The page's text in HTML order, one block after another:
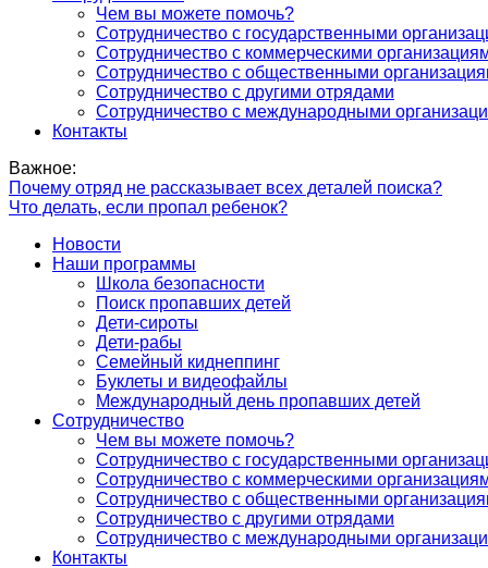
Чем вы можете помочь?
Сотрудничество с государственными
Сотрудничество с коммерческими
Сотрудничество с общественными
Сотрудничество с другими отрядами
Сотрудничество с международными
Контакты
Важное:
Почему отряд не рассказывает всех деталей поиска?
Что делать, если пропал ребенок?
Новости
Наши программы
Школа безопасности
Поиск пропавших детей
Дети-сироты
Дети-рабы
Семейный киднеппинг
Буклеты и видеофайлы
Международный день пропавших детей
Сотрудничество
Чем вы можете помочь?
Сотрудничество с государственными
Сотрудничество с коммерческими
Сотрудничество с общественными
Сотрудничество с другими отрядами
Сотрудничество с международными
Контакты